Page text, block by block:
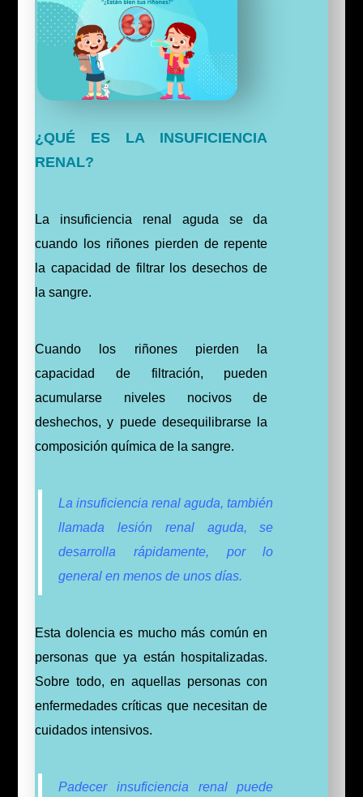
¿QUÉ ES LA INSUFICIENCIA
RENAL?
La insuficiencia renal aguda se da
cuando los riñones pierden de repente
la capacidad de filtrar los desechos de
la sangre.
Cuando los riñones pierden la
capacidad de filtración, pueden
acumularse niveles nocivos de
deshechos, y puede desequilibrarse la
composición química de la sangre.
La insuficiencia renal aguda, también
llamada lesión renal aguda, se
desarrolla rápidamente, por lo
general en menos de unos días.
Esta dolencia es mucho más común en
personas que ya están hospitalizadas.
Sobre todo, en aquellas personas con
enfermedades críticas que necesitan de
cuidados intensivos.
Padecer insuficiencia renal puede